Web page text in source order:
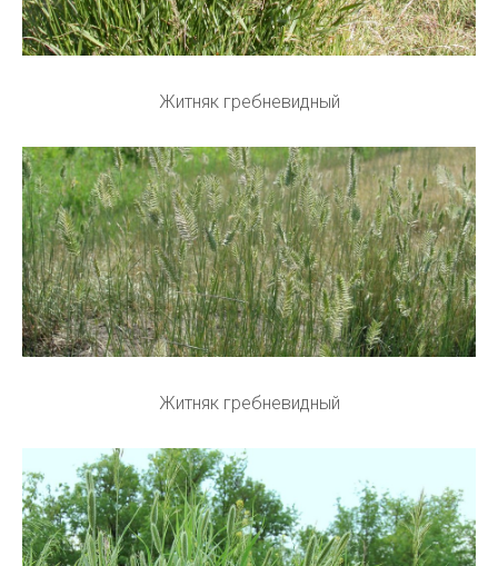
Житняк гребневидный
Житняк гребневидный